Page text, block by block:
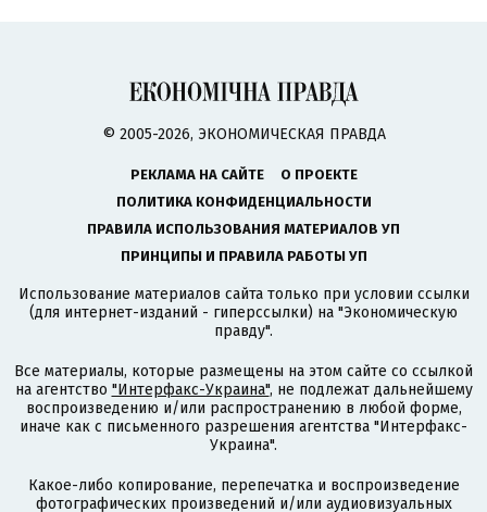
© 2005-2026, ЭКОНОМИЧЕСКАЯ ПРАВДА
РЕКЛАМА НА САЙТЕ
О ПРОЕКТЕ
ПОЛИТИКА КОНФИДЕНЦИАЛЬНОСТИ
ПРАВИЛА ИСПОЛЬЗОВАНИЯ МАТЕРИАЛОВ УП
ПРИНЦИПЫ И ПРАВИЛА РАБОТЫ УП
Использование материалов сайта только при условии ссылки
(для интернет-изданий - гиперссылки) на "Экономическую
правду".
Все материалы, которые размещены на этом сайте со ссылкой
на агентство "Интерфакс-Украина", не подлежат дальнейшему
воспроизведению и/или распространению в любой форме,
иначе как с письменного разрешения агентства "Интерфакс-
Украина".
Какое-либо копирование, перепечатка и воспроизведение
фотографических произведений и/или аудиовизуальных